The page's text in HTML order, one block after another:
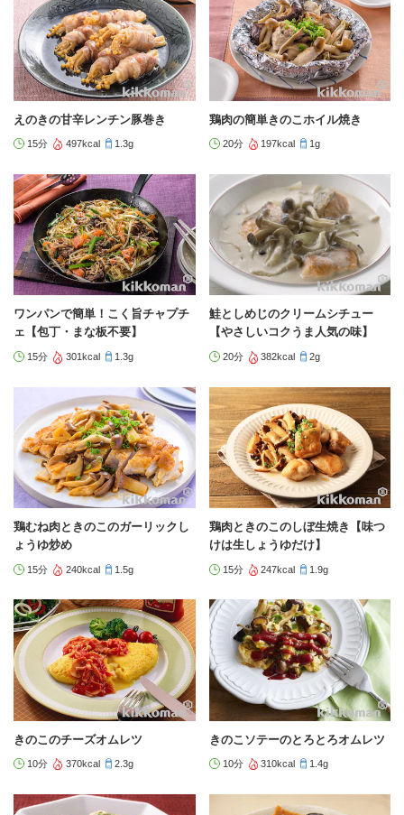
えのきの甘辛レンチン豚巻き
15分 497kcal 1.3g
鶏肉の簡単きのこホイル焼き
20分 197kcal 1g
ワンパンで簡単！こく旨チャプチ
ェ【包丁・まな板不要】
15分 301kcal 1.3g
鮭としめじのクリームシチュー
【やさしいコクうま人気の味】
20分 382kcal 2g
鶏むね肉ときのこのガーリックし
ょうゆ炒め
15分 240kcal 1.5g
鶏肉ときのこのしぼ生焼き【味つ
けは生しょうゆだけ】
15分 247kcal 1.9g
きのこのチーズオムレツ
10分 370kcal 2.3g
きのこソテーのとろとろオムレツ
10分 310kcal 1.4g